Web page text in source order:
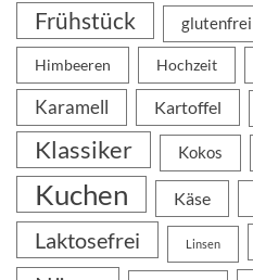
Frühstück glutenfrei
Himbeeren Hochzeit
Karamell Kartoffel
Klassiker Kokos
Kuchen Käse
Laktosefrei Linsen